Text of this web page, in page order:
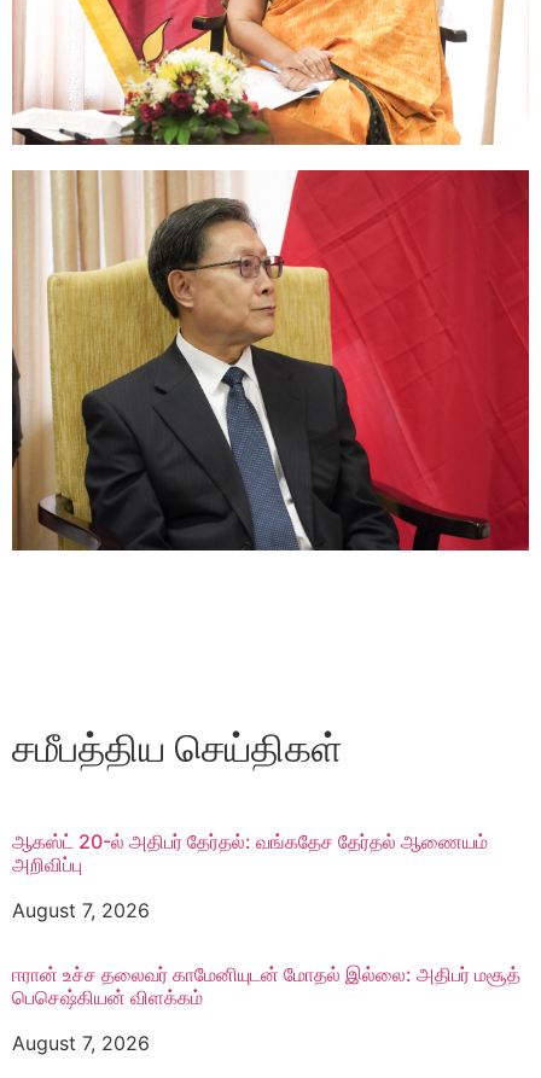
சமீபத்திய செய்திகள்
ஆகஸ்ட் 20-ல் அதிபர் தேர்தல்: வங்கதேச தேர்தல் ஆணை​யம்
அறிவிப்பு
August 7, 2026
ஈரான் உச்ச தலை​வர் காமேனியுடன் மோதல் இல்லை: அதிபர் மசூத்
பெசெஷ்கியன் விளக்கம்
August 7, 2026